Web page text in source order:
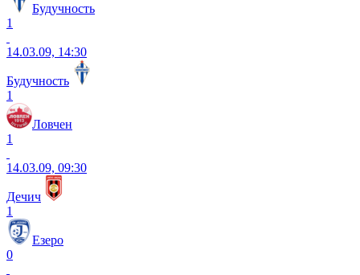
Будучность
1
14.03.09, 14:30
Будучность
1
Ловчен
1
14.03.09, 09:30
Дечич
1
Езеро
0